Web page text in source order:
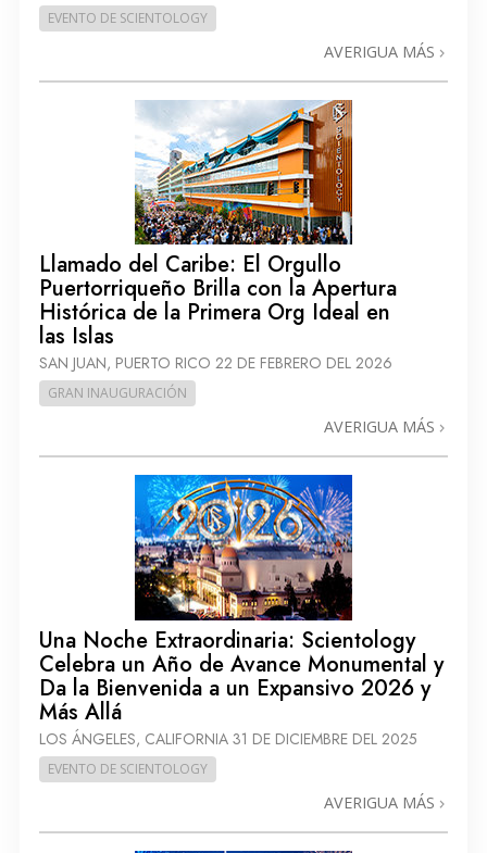
EVENTO DE SCIENTOLOGY
AVERIGUA MÁS
Llamado del Caribe: El Orgullo
Puertorriqueño Brilla con la Apertura
Histórica de la Primera Org Ideal en
las Islas
SAN JUAN, PUERTO RICO 22 DE FEBRERO DEL 2026
GRAN INAUGURACIÓN
AVERIGUA MÁS
Una Noche Extraordinaria: Scientology
Celebra un Año de Avance Monumental y
Da la Bienvenida a un Expansivo 2026 y
Más Allá
LOS ÁNGELES, CALIFORNIA 31 DE DICIEMBRE DEL 2025
EVENTO DE SCIENTOLOGY
AVERIGUA MÁS